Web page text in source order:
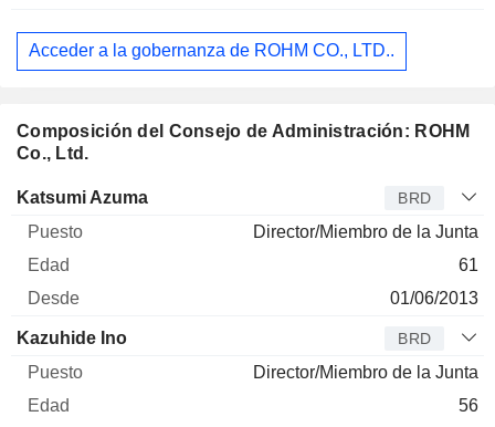
Acceder a la gobernanza de ROHM CO., LTD..
Composición del Consejo de Administración: ROHM
Co., Ltd.
Administrador Puesto
Katsumi Azuma BRD
Director/Miembro de la Junta
61
01/06/2013
Kazuhide Ino BRD
Director/Miembro de la Junta
56